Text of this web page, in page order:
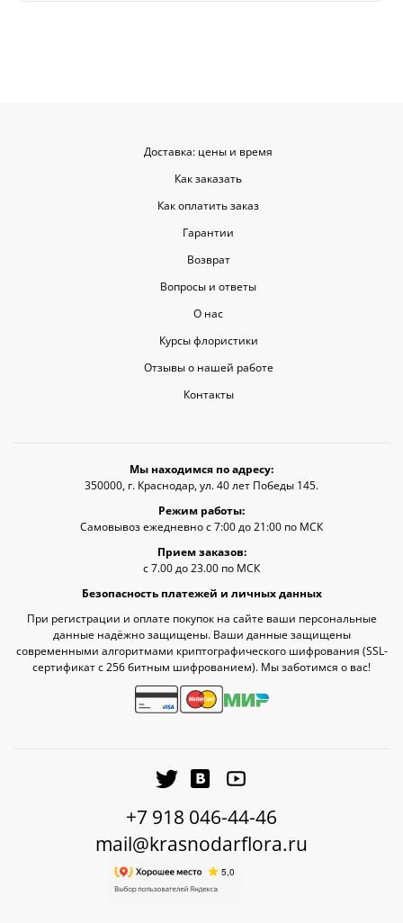
Доставка: цены и время
Как заказать
Как оплатить заказ
Гарантии
Возврат
Вопросы и ответы
О нас
Курсы флористики
Отзывы о нашей работе
Контакты
Мы находимся по адресу:
350000, г. Краснодар, ул. 40 лет Победы 145.
Режим работы:
Самовывоз ежедневно с 7:00 до 21:00 по МСК
Прием заказов:
с 7.00 до 23.00 по МСК
Безопасность платежей и личных данных
При регистрации и оплате покупок на сайте ваши персональные
данные надёжно защищены. Ваши данные защищены
современными алгоритмами криптографического шифрования (SSL-
сертификат c 256 битным шифрованием). Мы заботимся о вас!
+7 918 046-44-46
mail@krasnodarflora.ru